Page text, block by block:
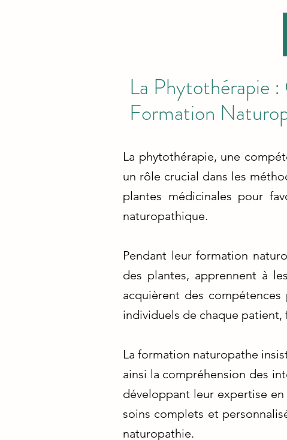
La Phytothérapie
Formation
La phytothérapie, une
un rôle crucial dans les
plantes médicinales pour
naturopathique.
Pendant leur formation
des plantes, apprennent à
acquièrent des
individuels de chaque
La formation naturopathe
ainsi la compréhension des
développant leur expertise
soins complets et
naturopathie.